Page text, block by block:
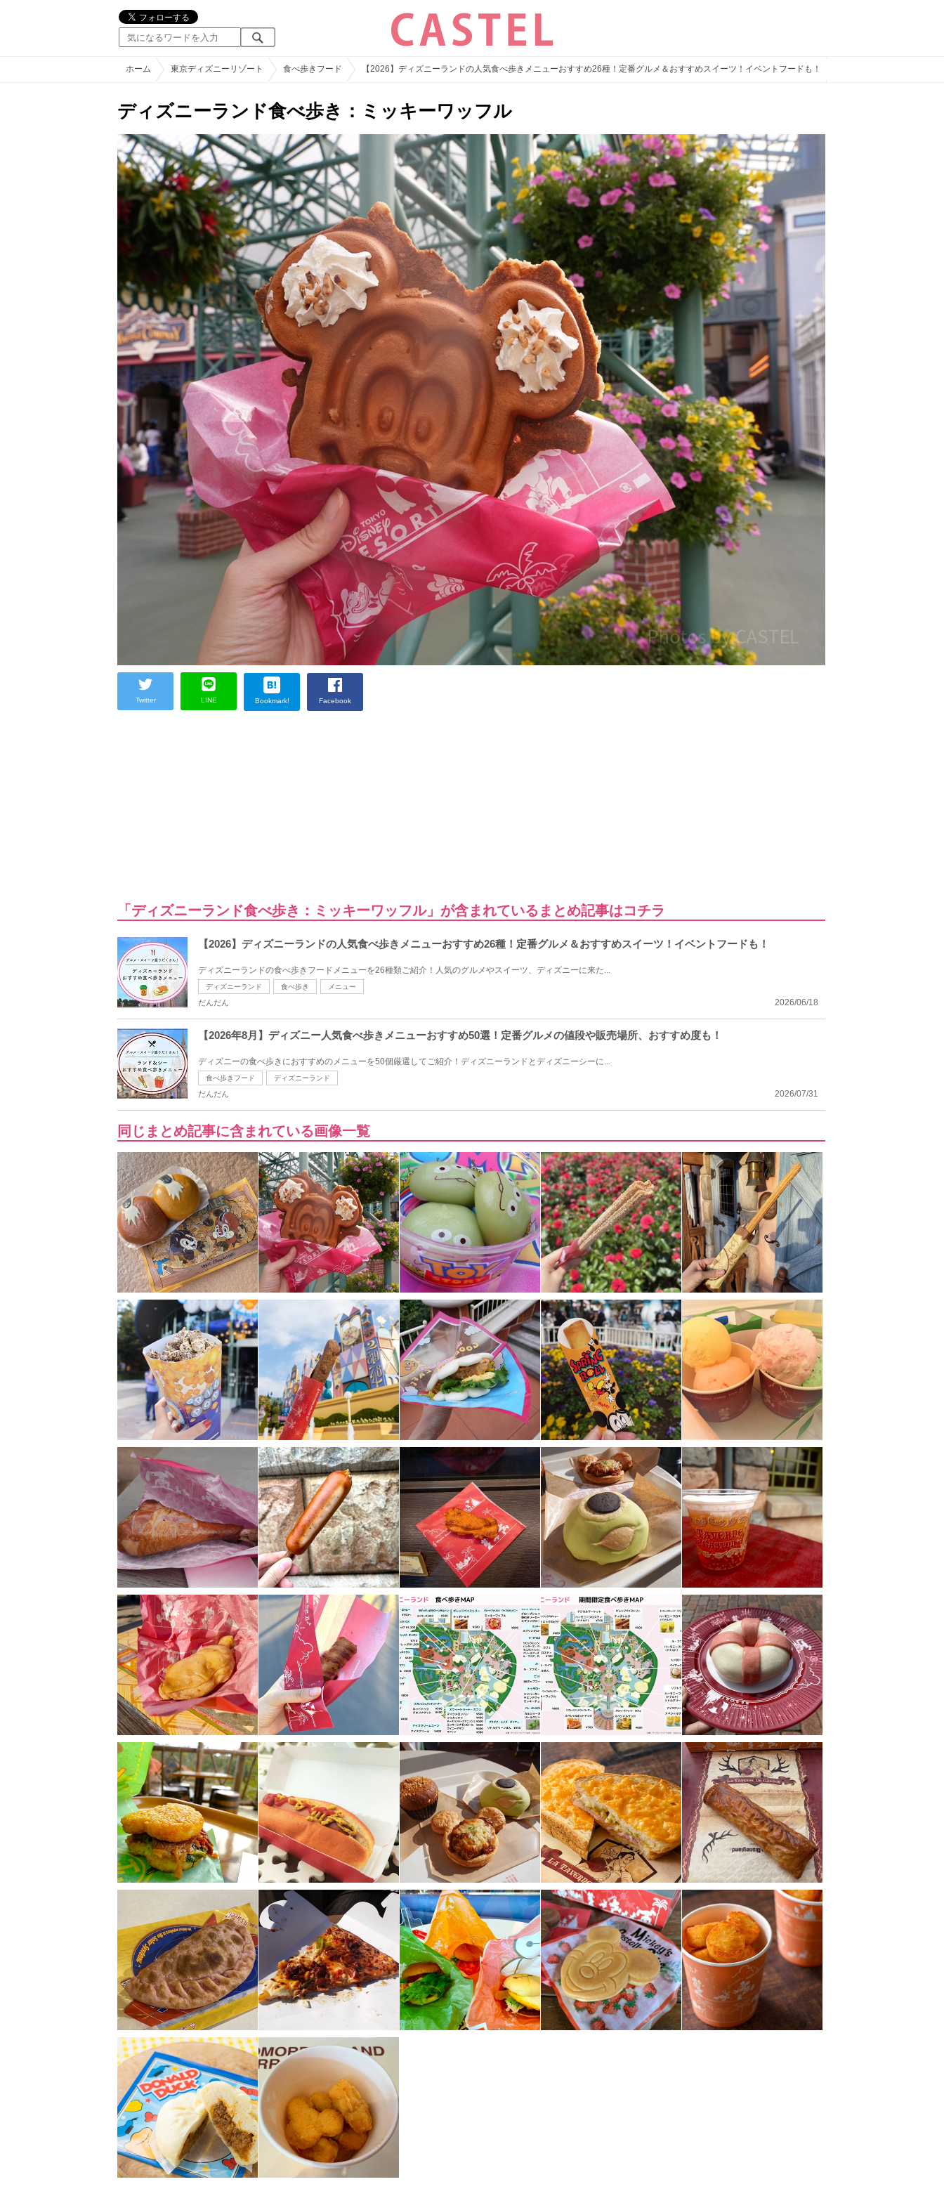
ホーム 東京ディズニーリゾート 食べ歩きフード 【2026】ディズニーランドの人気食べ歩きメニューおすすめ26種！定番グルメ＆おすすめスイーツ！イベントフードも！
ディズニーランド食べ歩き：ミッキーワッフル
Twitter LINE Bookmark! Facebook
「ディズニーランド食べ歩き：ミッキーワッフル」が含まれているまとめ記事はコチラ
【2026】ディズニーランドの人気食べ歩きメニューおすすめ26種！定番グルメ＆おすすめスイーツ！イベントフードも！
ディズニーランドの食べ歩きフードメニューを26種類ご紹介！人気のグルメやスイーツ、ディズニーに来た...
ディズニーランド 食べ歩き メニュー
2026/06/18
だんだん
【2026年8月】ディズニー人気食べ歩きメニューおすすめ50選！定番グルメの値段や販売場所、おすすめ度も！
ディズニーの食べ歩きにおすすめのメニューを50個厳選してご紹介！ディズニーランドとディズニーシーに...
食べ歩きフード ディズニーランド
2026/07/31
だんだん
同じまとめ記事に含まれている画像一覧